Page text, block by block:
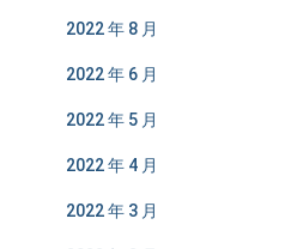
2022 年 8 月
2022 年 6 月
2022 年 5 月
2022 年 4 月
2022 年 3 月